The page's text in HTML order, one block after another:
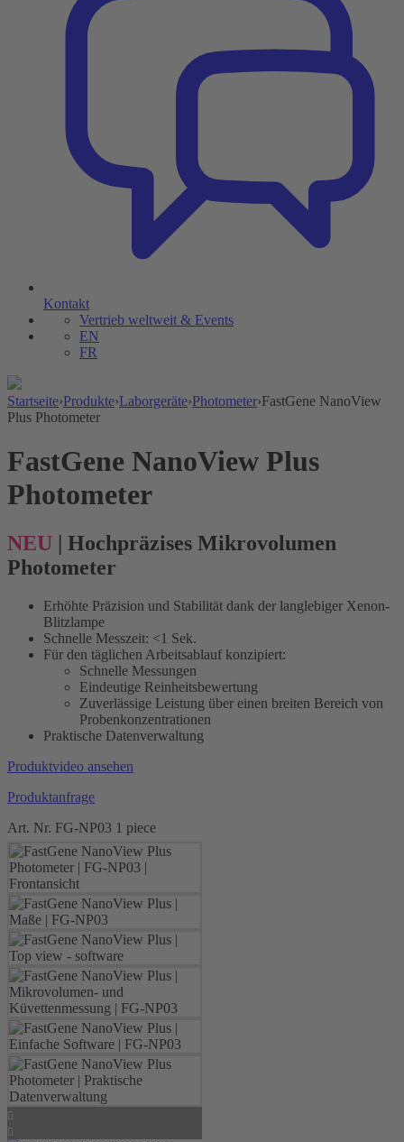
Kontakt
Vertrieb weltweit & Events
EN
FR
Startseite›Produkte›Laborgeräte›Photometer›FastGene NanoView
Plus Photometer
FastGene NanoView Plus
Photometer
NEU | Hochpräzises Mikrovolumen
Photometer
Erhöhte Präzision und Stabilität dank der langlebiger Xenon-
Blitzlampe
Schnelle Messzeit: <1 Sek.
Für den täglichen Arbeitsablauf konzipiert:
Schnelle Messungen
Eindeutige Reinheitsbewertung
Zuverlässige Leistung über einen breiten Bereich von
Probenkonzentrationen
Praktische Datenverwaltung
Produktvideo ansehen
Produktanfrage
Art. Nr. FG-NP03 1 piece